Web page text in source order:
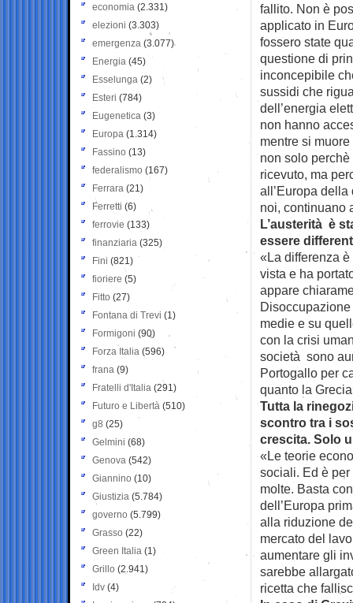
fallito. Non è
applicato in
fossero state
questione di
inconcepibile
sussidi che
dell’energia
non hanno
mentre si
non solo
ricevuto, ma
all’Europa
noi, continuano
L’austerità è
essere
«La differenza
vista e ha
appare
medie e su
con la crisi
società sono
Portogallo per
quanto la
Tutta la
scontro tra i
crescita. Solo
«Le teorie
sociali. Ed è
molte. Basta
dell’Europa
alla riduzione
mercato del
aumentare gli
sarebbe
ricetta che
economia (2.331)
elezioni (3.303)
emergenza (3.077)
Energia (45)
Esselunga (2)
Esteri (784)
Eugenetica (3)
Europa (1.314)
Fassino (13)
federalismo (167)
Ferrara (21)
Ferretti (6)
ferrovie (133)
finanziaria (325)
Fini (821)
fioriere (5)
Fitto (27)
Fontana di Trevi (1)
Formigoni (90)
Forza Italia (596)
frana (9)
Fratelli d'Italia (291)
Futuro e Libertà (510)
g8 (25)
Gelmini (68)
Genova (542)
Giannino (10)
Giustizia (5.784)
governo (5.799)
Grasso (22)
Green Italia (1)
Grillo (2.941)
Idv (4)